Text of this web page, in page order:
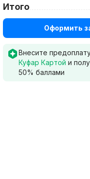
Итого
Оформить
Внесите
Куфар Картой и
50% баллами